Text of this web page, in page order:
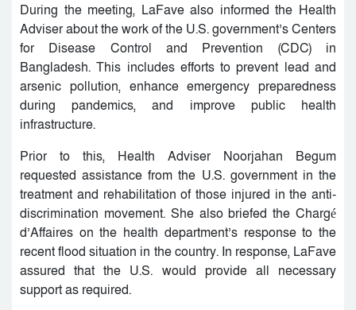
During the meeting, LaFave also informed the Health
Adviser about the work of the U.S. government’s Centers
for Disease Control and Prevention (CDC) in
Bangladesh. This includes efforts to prevent lead and
arsenic pollution, enhance emergency preparedness
during pandemics, and improve public health
infrastructure.
Prior to this, Health Adviser Noorjahan Begum
requested assistance from the U.S. government in the
treatment and rehabilitation of those injured in the anti-
discrimination movement. She also briefed the Chargé
d’Affaires on the health department’s response to the
recent flood situation in the country. In response, LaFave
assured that the U.S. would provide all necessary
support as required.